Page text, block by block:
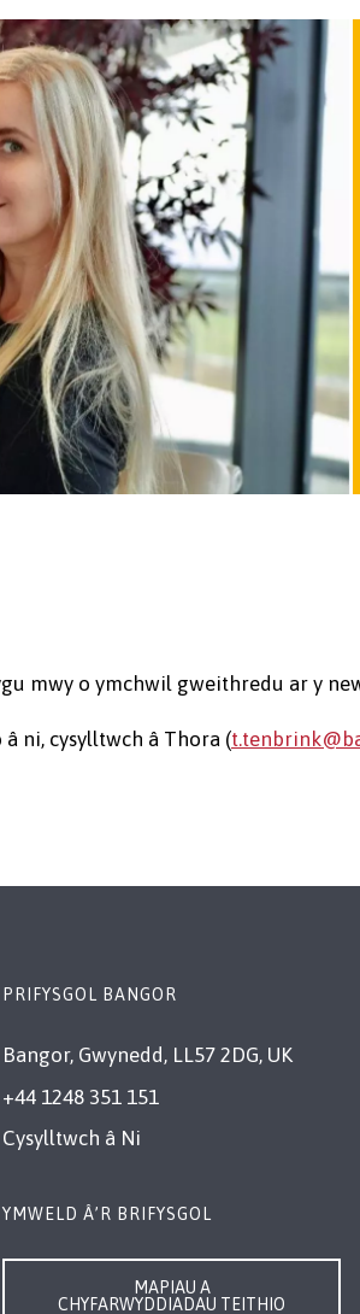
mwy o ymchwil gweithredu ar y
ni, cysylltwch â Thora (
PRIFYSGOL BANGOR
Bangor, Gwynedd, LL57 2DG, UK
+44 1248 351 151
Cysylltwch â Ni
YMWELD Â’R BRIFYSGOL
MAPIAU A
CHYFARWYDDIADAU TEITHIO